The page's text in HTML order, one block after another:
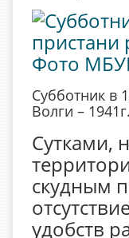
Субботник в
Волги –
Сутками,
скудным
удобств